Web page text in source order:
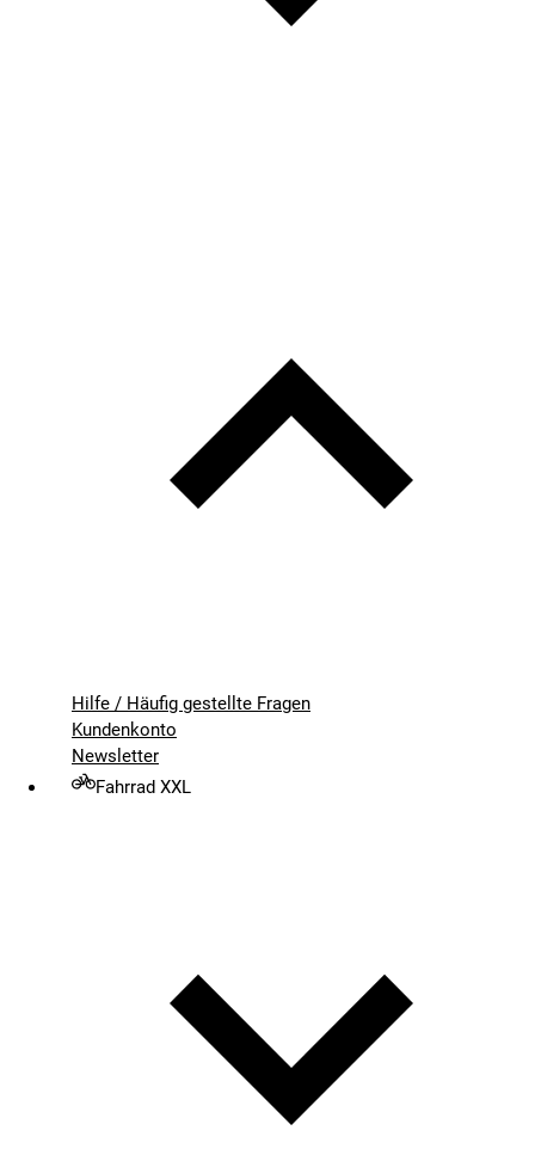
Hilfe / Häufig gestellte Fragen
Kundenkonto
Newsletter
Fahrrad XXL